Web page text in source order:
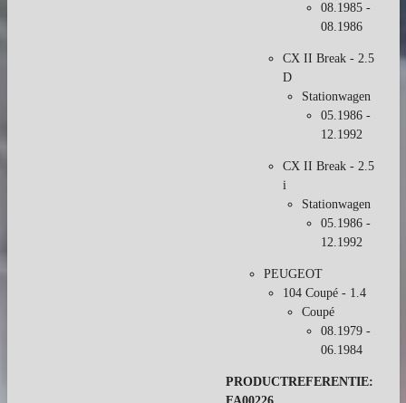
08.1985 -
08.1986
CX II Break - 2.5
D
Stationwagen
05.1986 -
12.1992
CX II Break - 2.5
i
Stationwagen
05.1986 -
12.1992
PEUGEOT
104 Coupé - 1.4
Coupé
08.1979 -
06.1984
PRODUCTREFERENTIE: